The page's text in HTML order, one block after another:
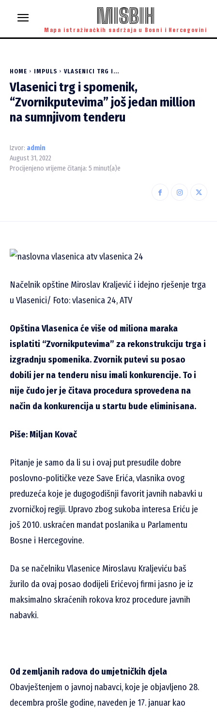
MISBIH
Mapa istraživačkih sadržaja u Bosni i Hercegovini
HOME IMPULS VLASENICI TRG I...
Vlasenici trg i spomenik,
“Zvornikputevima” još jedan million
na sumnjivom tenderu
Izvor: admin
August 31, 2022
Procijenjeno vrijeme čitanja: 5 minut(a)e
Načelnik opštine Miroslav Kraljević i idejno rješenje trga
u Vlasenici/ Foto: vlasenica 24, ATV
Opština Vlasenica će više od miliona maraka
isplatiti “Zvornikputevima” za rekonstrukciju trga i
izgradnju spomenika. Zvornik putevi su posao
dobili jer na tenderu nisu imali konkurencije. To i
nije čudo jer je čitava procedura sprovedena na
način da konkurencija u startu bude eliminisana.
Piše: Miljan Kovač
Pitanje je samo da li su i ovaj put presudile dobre
poslovno-političke veze Save Erića, vlasnika ovog
preduzeća koje je dugogodišnji favorit javnih nabavki u
zvorničkoj regiji. Upravo zbog sukoba interesa Eriću je
još 2010. uskraćen mandat poslanika u Parlamentu
Bosne i Hercegovine.
Da se načelniku Vlasenice Miroslavu Kraljeviću baš
žurilo da ovaj posao dodijeli Erićevoj firmi jasno je iz
maksimalno skraćenih rokova kroz procedure javnih
nabavki.
Od zemljanih radova do umjetničkih djela
Obavještenjem o javnoj nabavci, koje je objavljeno 28.
decembra prošle godine, naveden je 17. januar kao